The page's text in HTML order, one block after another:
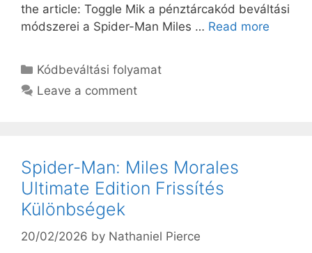
the article: Toggle Mik a pénztárcakód beváltási
módszerei a Spider-Man Miles … Read more
Categories
Kódbeváltási folyamat
Leave a comment
Spider-Man: Miles Morales
Ultimate Edition Frissítés
Különbségek
20/02/2026 by Nathaniel Pierce